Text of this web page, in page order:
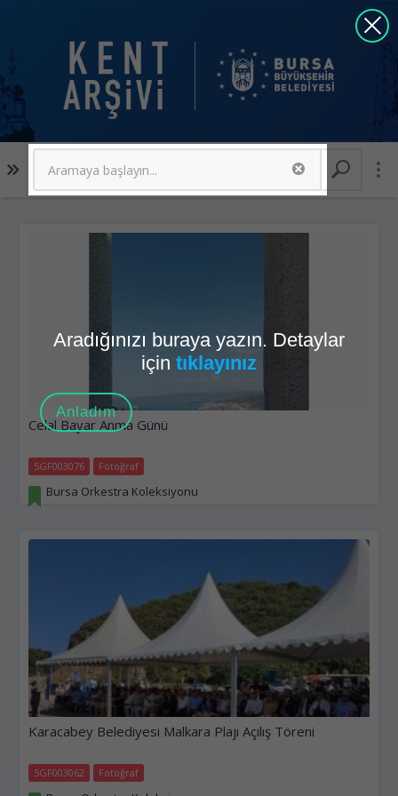
Celal Bayar Anma Günü
5GF003076 Fotoğraf
Bursa Orkestra Koleksiyonu
Karacabey Belediyesi Malkara Plajı Açılış Töreni
5GF003062 Fotoğraf
Anladım
Aradığınızı buraya yazın. Detaylar
içintıklayınız